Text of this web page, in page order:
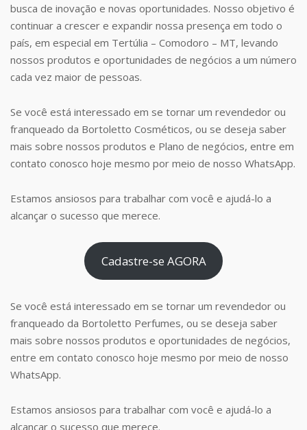
busca de inovação e novas oportunidades. Nosso objetivo é
continuar a crescer e expandir nossa presença em todo o
país, em especial em Tertúlia – Comodoro – MT, levando
nossos produtos e oportunidades de negócios a um número
cada vez maior de pessoas.
Se você está interessado em se tornar um revendedor ou
franqueado da Bortoletto Cosméticos, ou se deseja saber
mais sobre nossos produtos e Plano de negócios, entre em
contato conosco hoje mesmo por meio de nosso WhatsApp.
Estamos ansiosos para trabalhar com você e ajudá-lo a
alcançar o sucesso que merece.
Cadastre-se AGORA
Se você está interessado em se tornar um revendedor ou
franqueado da Bortoletto Perfumes, ou se deseja saber
mais sobre nossos produtos e oportunidades de negócios,
entre em contato conosco hoje mesmo por meio de nosso
WhatsApp.
Estamos ansiosos para trabalhar com você e ajudá-lo a
alcançar o sucesso que merece.